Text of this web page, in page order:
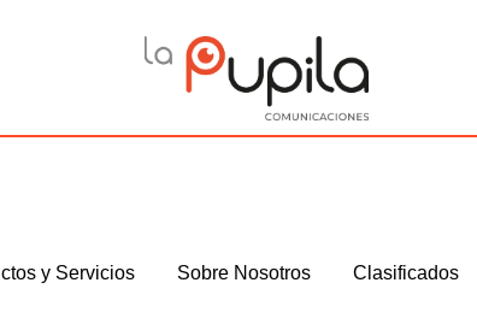
y Servicios Sobre Nosotros Clasificados